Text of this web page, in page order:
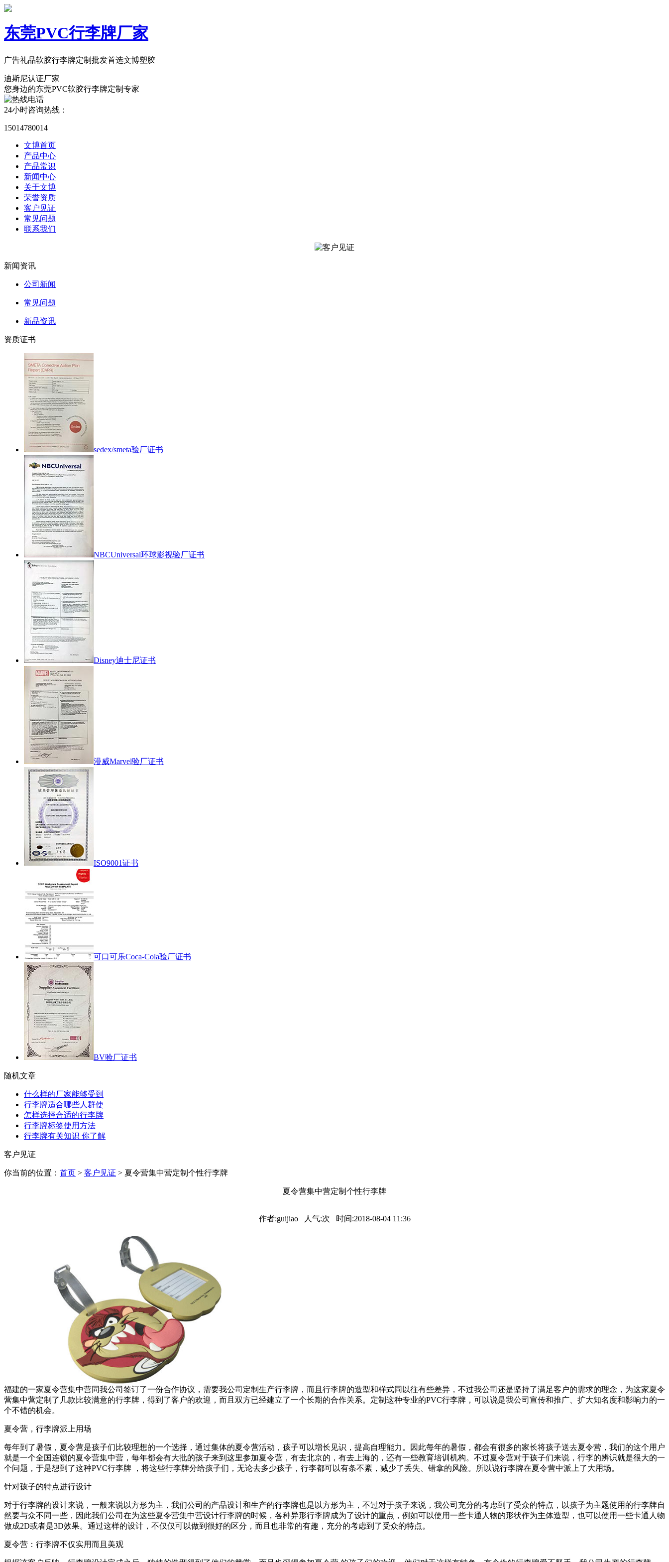
东莞PVC行李牌厂家
广告礼品软胶行李牌定制批发首选文博塑胶
迪斯尼认证厂家
您身边的东莞PVC软胶行李牌定制专家
24小时咨询热线：
15014780014
文博首页
产品中心
产品常识
新闻中心
关于文博
荣誉资质
客户见证
常见问题
联系我们
新闻资讯
公司新闻
常见问题
新品资讯
资质证书
sedex/smeta验厂证书
NBCUniversal环球影视验厂证书
Disney迪士尼证书
漫威Marvel验厂证书
ISO9001证书
可口可乐Coca-Cola验厂证书
BV验厂证书
随机文章
什么样的厂家能够受到
行李牌适合哪些人群使
怎样选择合适的行李牌
行李牌标签使用方法
行李牌有关知识 你了解
客户见证
你当前的位置： 首页 > 客户见证 > 夏令营集中营定制个性行李牌
夏令营集中营定制个性行李牌
作者:guijiao 人气:次 时间:2018-08-04 11:36
福建的一家夏令营集中营同我公司签订了一份合作协议，需要我公司定制生产行李牌，而且行李牌的造型和样式同以往有些差异，不过我公司还是坚持了满足客户的需求的理念，为这家夏令
营集中营定制了几款比较满意的行李牌，得到了客户的欢迎，而且双方已经建立了一个长期的合作关系。定制这种专业的PVC行李牌，可以说是我公司宣传和推广、扩大知名度和影响力的一
个不错的机会。
夏令营，行李牌派上用场
每年到了暑假，夏令营是孩子们比较理想的一个选择，通过集体的夏令营活动，孩子可以增长见识，提高自理能力。因此每年的暑假，都会有很多的家长将孩子送去夏令营，我们的这个用户
就是一个全国连锁的夏令营集中营，每年都会有大批的孩子来到这里参加夏令营，有去北京的，有去上海的，还有一些教育培训机构。不过夏令营对于孩子们来说，行李的辨识就是很大的一
个问题，于是想到了这种PVC行李牌 ，将这些行李牌分给孩子们，无论去多少孩子，行李都可以有条不紊，减少了丢失、错拿的风险。所以说行李牌在夏令营中派上了大用场。
针对孩子的特点进行设计
对于行李牌的设计来说，一般来说以方形为主，我们公司的产品设计和生产的行李牌也是以方形为主，不过对于孩子来说，我公司充分的考虑到了受众的特点，以孩子为主题使用的行李牌自
然要与众不同一些，因此我们公司在为这些夏令营集中营设计行李牌的时候，各种异形行李牌成为了设计的重点，例如可以使用一些卡通人物的形状作为主体造型，也可以使用一些卡通人物
做成2D或者是3D效果。通过这样的设计，不仅仅可以做到很好的区分，而且也非常的有趣，充分的考虑到了受众的特点。
夏令营：行李牌不仅实用而且美观